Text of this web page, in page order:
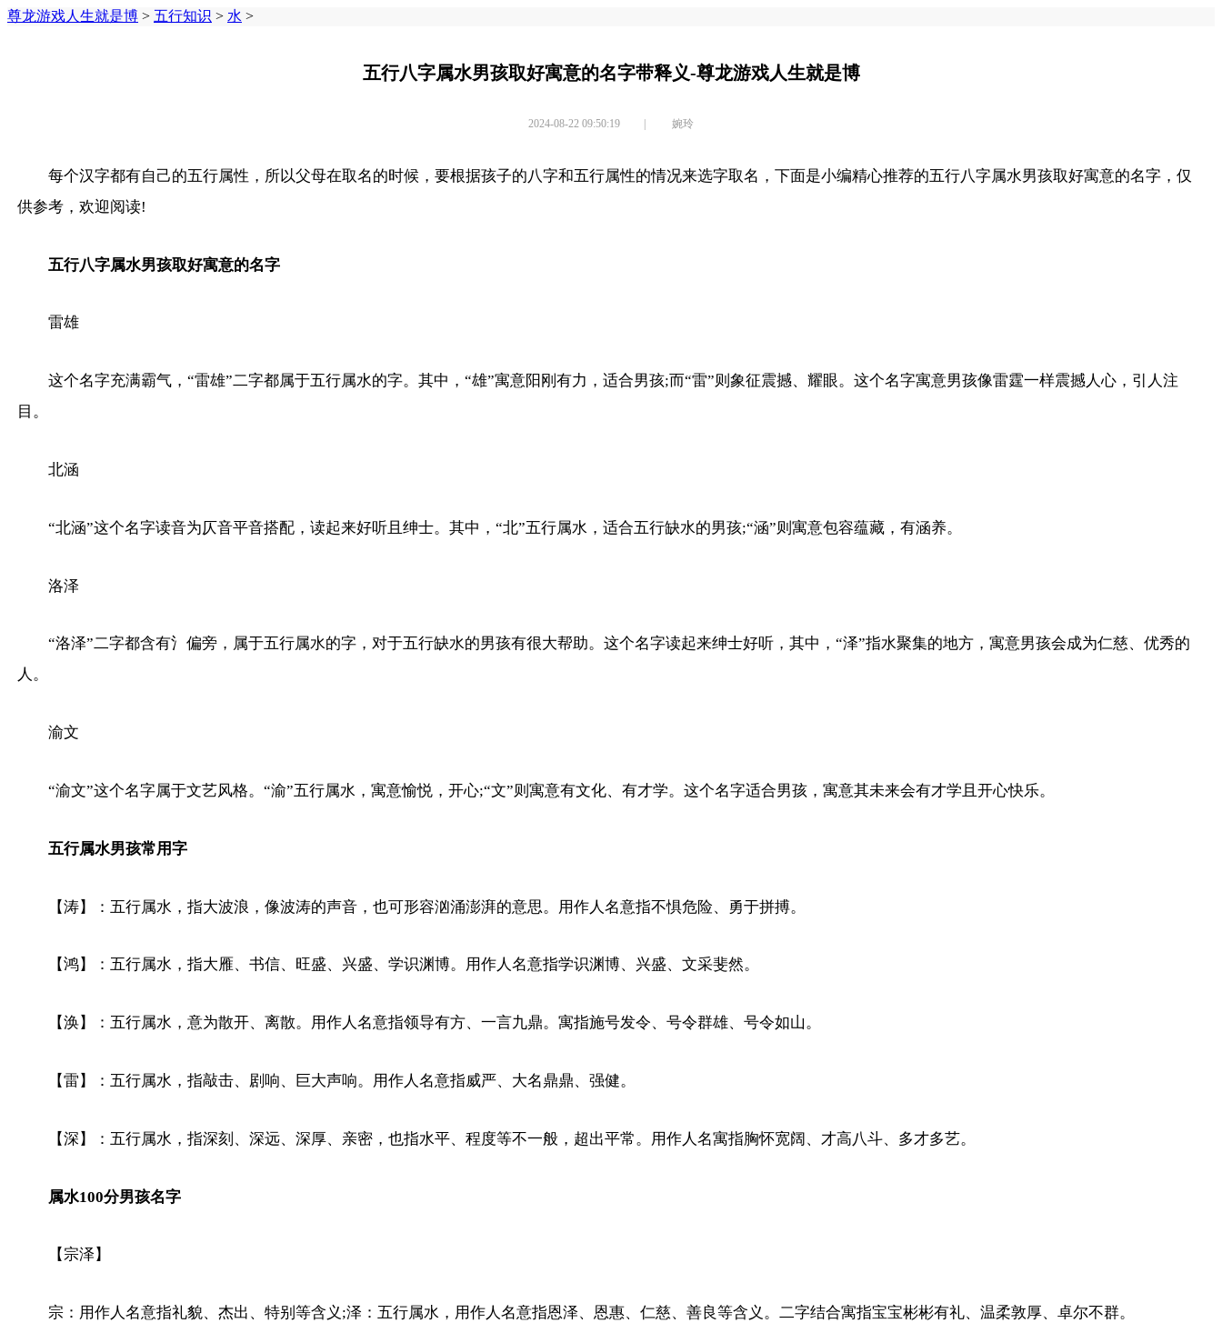
尊龙游戏人生就是博 > 五行知识 > 水 >
五行八字属水男孩取好寓意的名字带释义-尊龙游戏人生就是博
2024-08-22 09:50:19 | 婉玲
每个汉字都有自己的五行属性，所以父母在取名的时候，要根据孩子的八字和五行属性的情况来选字取名，下面是小编精心推荐的五行八字属水男孩取好寓意的名字，仅
供参考，欢迎阅读!
五行八字属水男孩取好寓意的名字
雷雄
这个名字充满霸气，“雷雄”二字都属于五行属水的字。其中，“雄”寓意阳刚有力，适合男孩;而“雷”则象征震撼、耀眼。这个名字寓意男孩像雷霆一样震撼人心，引人注
目。
北涵
“北涵”这个名字读音为仄音平音搭配，读起来好听且绅士。其中，“北”五行属水，适合五行缺水的男孩;“涵”则寓意包容蕴藏，有涵养。
洛泽
“洛泽”二字都含有氵偏旁，属于五行属水的字，对于五行缺水的男孩有很大帮助。这个名字读起来绅士好听，其中，“泽”指水聚集的地方，寓意男孩会成为仁慈、优秀的
人。
渝文
“渝文”这个名字属于文艺风格。“渝”五行属水，寓意愉悦，开心;“文”则寓意有文化、有才学。这个名字适合男孩，寓意其未来会有才学且开心快乐。
五行属水男孩常用字
【涛】：五行属水，指大波浪，像波涛的声音，也可形容汹涌澎湃的意思。用作人名意指不惧危险、勇于拼搏。
【鸿】：五行属水，指大雁、书信、旺盛、兴盛、学识渊博。用作人名意指学识渊博、兴盛、文采斐然。
【涣】：五行属水，意为散开、离散。用作人名意指领导有方、一言九鼎。寓指施号发令、号令群雄、号令如山。
【雷】：五行属水，指敲击、剧响、巨大声响。用作人名意指威严、大名鼎鼎、强健。
【深】：五行属水，指深刻、深远、深厚、亲密，也指水平、程度等不一般，超出平常。用作人名寓指胸怀宽阔、才高八斗、多才多艺。
属水100分男孩名字
【宗泽】
宗：用作人名意指礼貌、杰出、特别等含义;泽：五行属水，用作人名意指恩泽、恩惠、仁慈、善良等含义。二字结合寓指宝宝彬彬有礼、温柔敦厚、卓尔不群。